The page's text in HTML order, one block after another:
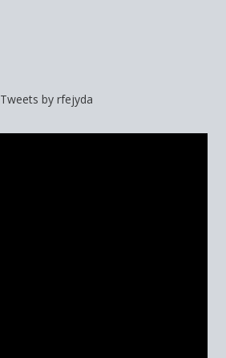
Tweets by rfejyda